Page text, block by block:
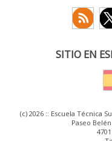
SITIO EN
(c) 2026 :: Escuela Técnica
Paseo